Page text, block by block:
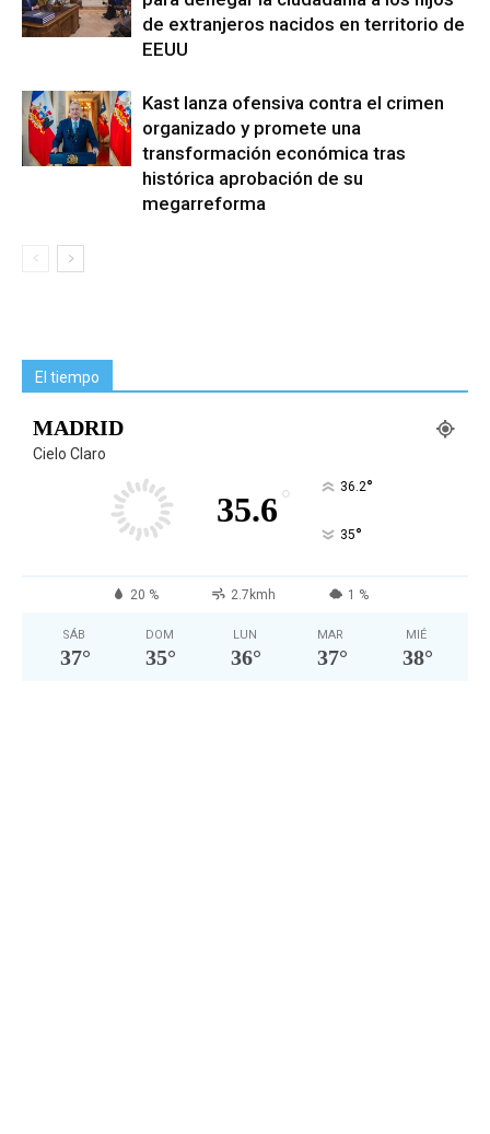
de extranjeros nacidos en territorio de
EEUU
Kast lanza ofensiva contra el crimen
organizado y promete una
transformación económica tras
histórica aprobación de su
megarreforma
El tiempo
MADRID
Cielo Claro
35.6 ° 36.2°
35°
20 % 2.7kmh 1 %
SÁB
37°
DOM
35°
LUN
36°
MAR
37°
MIÉ
38°